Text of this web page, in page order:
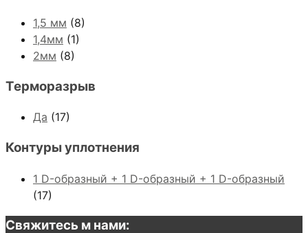
1,5 мм (8)
1,4мм (1)
2мм (8)
Терморазрыв
Да (17)
Контуры уплотнения
1 D-образный + 1 D-образный + 1 D-образный
(17)
Свяжитесь м нами: